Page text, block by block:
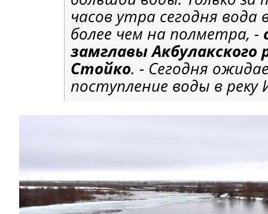
часов утра сегодня вода
более чем на полметра, -
замглавы Акбулакского
Стойко. - Сегодня
поступление воды в реку